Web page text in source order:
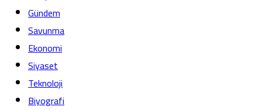
Gündem
Savunma
Ekonomi
Siyaset
Teknoloji
Biyografi